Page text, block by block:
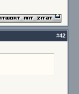
#42